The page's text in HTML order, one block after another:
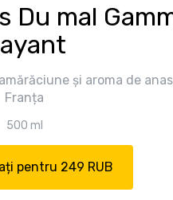
Du mal
și aroma de
Franța
500 ml
pentru 249 RUB